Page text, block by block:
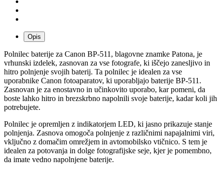
Opis
Polnilec baterije za Canon BP-511, blagovne znamke Patona, je
vrhunski izdelek, zasnovan za vse fotografe, ki iščejo zanesljivo in
hitro polnjenje svojih baterij. Ta polnilec je idealen za vse
uporabnike Canon fotoaparatov, ki uporabljajo baterije BP-511.
Zasnovan je za enostavno in učinkovito uporabo, kar pomeni, da
boste lahko hitro in brezskrbno napolnili svoje baterije, kadar koli jih
potrebujete.
Polnilec je opremljen z indikatorjem LED, ki jasno prikazuje stanje
polnjenja. Zasnova omogoča polnjenje z različnimi napajalnimi viri,
vključno z domačim omrežjem in avtomobilsko vtičnico. S tem je
idealen za potovanja in dolge fotografijske seje, kjer je pomembno,
da imate vedno napolnjene baterije.